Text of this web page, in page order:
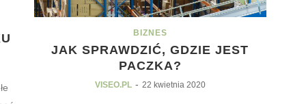
BIZNES
JAK SPRAWDZIĆ, GDZIE JEST
PACZKA?
VISEO.PL - 22 kwietnia 2020